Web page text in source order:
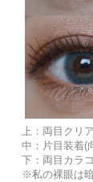
上：両目クリ
中：片目装着(
下：両目カラ
※私の裸眼は